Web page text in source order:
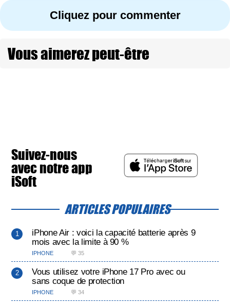
Cliquez pour commenter
Vous aimerez peut-être
Suivez-nous
avec notre app
iSoft
ARTICLES POPULAIRES
iPhone Air : voici la capacité batterie après 9
mois avec la limite à 90 %
IPHONE 💬 35
Vous utilisez votre iPhone 17 Pro avec ou
sans coque de protection
IPHONE 💬 34